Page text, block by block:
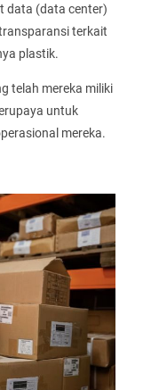
data (data center)
terkait
plastik.
telah mereka miliki
untuk
mereka.